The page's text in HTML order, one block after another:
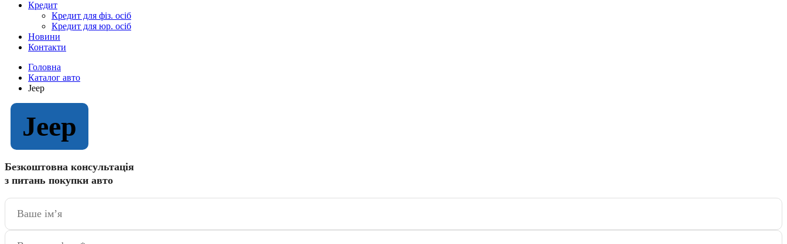
Кредит
Кредит для фіз. осіб
Кредит для юр. осіб
Новини
Контакти
Головна
Каталог авто
Jeep
Jeep
Безкоштовна консультація
з питань покупки авто